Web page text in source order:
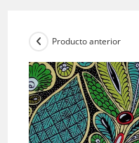
Producto anterior